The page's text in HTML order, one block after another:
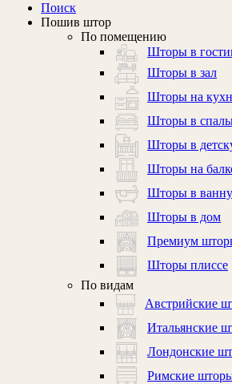
Поиск
Пошив штор
По помещению
Шторы в
Шторы в зал
Шторы на
Шторы в
Шторы в
Шторы на
Шторы в
Шторы в дом
Премиум
Шторы плиссе
По видам
Австрийские
Итальянские
Лондонские
Римские